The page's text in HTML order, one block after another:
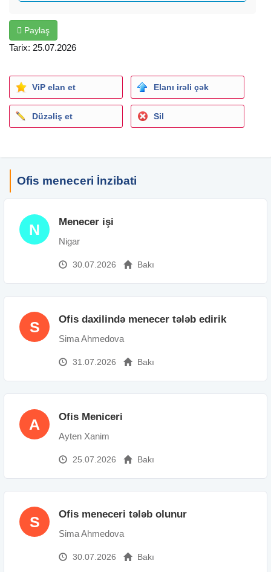
Paylaş
Tarix: 25.07.2026
ViP elan et Elanı irəli çək
Düzəliş et Sil
Ofis meneceri İnzibati
N Menecer işi
Nigar
30.07.2026 Bakı
S Ofis daxilində menecer tələb edirik
Sima Ahmedova
31.07.2026 Bakı
A Ofis Meniceri
Ayten Xanim
25.07.2026 Bakı
S Ofis meneceri tələb olunur
Sima Ahmedova
30.07.2026 Bakı